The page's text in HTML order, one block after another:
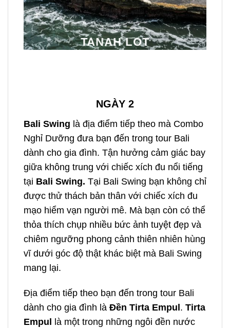
TANAH LOT
NGÀY 2
Bali Swing là địa điểm tiếp theo mà Combo
Nghỉ Dưỡng đưa bạn đến trong tour Bali
dành cho gia đình. Tận hưởng cảm giác bay
giữa không trung với chiếc xích đu nổi tiếng
tại Bali Swing. Tại Bali Swing bạn không chỉ
được thử thách bản thân với chiếc xích đu
mạo hiểm vạn người mê. Mà bạn còn có thể
thỏa thích chụp nhiều bức ảnh tuyệt đẹp và
chiêm ngưỡng phong cảnh thiên nhiên hùng
vĩ dưới góc độ thật khác biệt mà Bali Swing
mang lại.
Địa điểm tiếp theo bạn đến trong tour Bali
dành cho gia đình là Đền Tirta Empul . Tirta
Empul
là một trong những ngôi đền nước